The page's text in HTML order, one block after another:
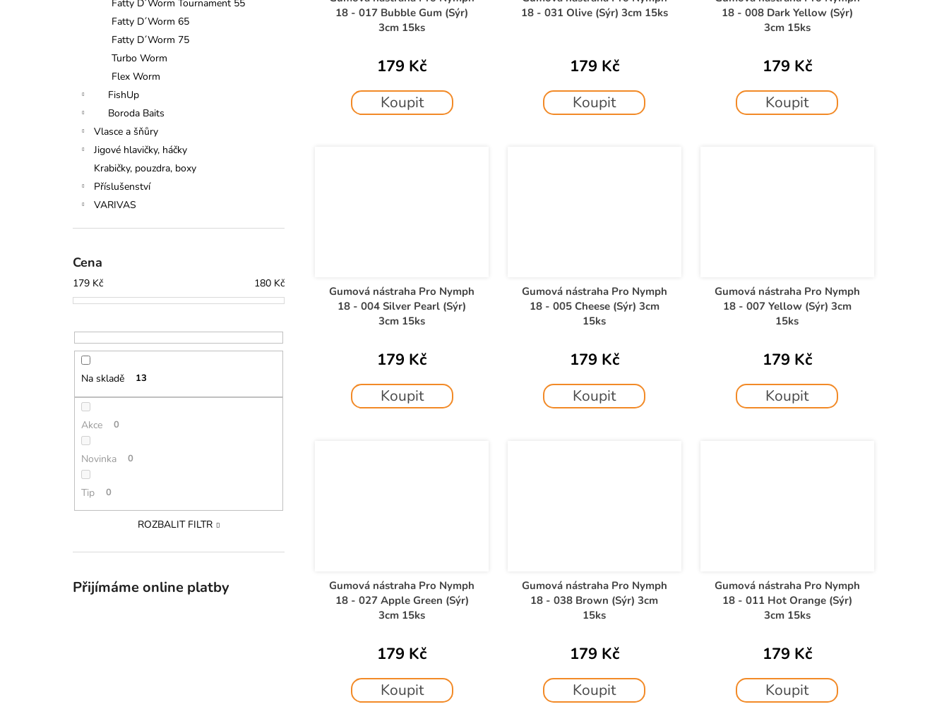
Fatty D´Worm Tournament 55
Fatty D´Worm 65
Fatty D´Worm 75
Turbo Worm
Flex Worm
FishUp
Boroda Baits
Vlasce a šňůry
Jigové hlavičky, háčky
Krabičky, pouzdra, boxy
Příslušenství
VARIVAS
Cena
179 Kč 180 Kč
Na skladě 13
Akce 0
Novinka 0
Tip 0
ROZBALIT FILTR
Přijímáme online platby
18 - 017 Bubble Gum (Sýr)
3cm 15ks
179 Kč
Koupit
18 - 031 Olive (Sýr) 3cm 15ks
179 Kč
Koupit
18 - 008 Dark Yellow (Sýr)
3cm 15ks
179 Kč
Koupit
Gumová nástraha Pro Nymph
18 - 004 Silver Pearl (Sýr)
3cm 15ks
179 Kč
Koupit
Gumová nástraha Pro Nymph
18 - 005 Cheese (Sýr) 3cm
15ks
179 Kč
Koupit
Gumová nástraha Pro Nymph
18 - 007 Yellow (Sýr) 3cm
15ks
179 Kč
Koupit
Gumová nástraha Pro Nymph
18 - 027 Apple Green (Sýr)
3cm 15ks
179 Kč
Koupit
Gumová nástraha Pro Nymph
18 - 038 Brown (Sýr) 3cm
15ks
179 Kč
Koupit
Gumová nástraha Pro Nymph
18 - 011 Hot Orange (Sýr)
3cm 15ks
179 Kč
Koupit